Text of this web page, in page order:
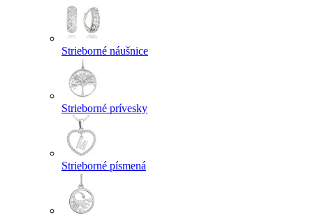
Strieborné náušnice
Strieborné prívesky
Strieborné písmená